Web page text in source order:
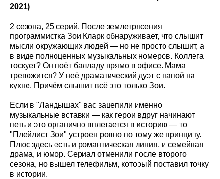
2021)
2 сезона, 25 серий. После землетрясения
программистка Зои Кларк обнаруживает, что слышит
мысли окружающих людей — но не просто слышит, а
в виде полноценных музыкальных номеров. Коллега
тоскует? Он поёт балладу прямо в офисе. Мама
тревожится? У неё драматический дуэт с папой на
кухне. Причём слышит всё это только Зои.
Если в "Ландышах" вас зацепили именно
музыкальные вставки — как герои вдруг начинают
петь и это органично вплетается в историю — то
"Плейлист Зои" устроен ровно по тому же принципу.
Плюс здесь есть и романтическая линия, и семейная
драма, и юмор. Сериал отменили после второго
сезона, но вышел телефильм, который поставил точку
в истории.